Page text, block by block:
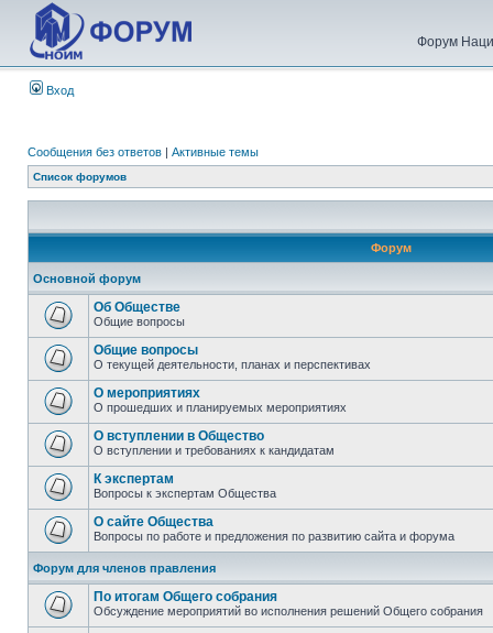
Форум
Вход
Сообщения без ответов | Активные темы
Список форумов
Форум
Основной форум
Об Обществе
Общие вопросы
Общие вопросы
О текущей деятельности, планах и перспективах
О мероприятиях
О прошедших и планируемых мероприятиях
О вступлении в Общество
О вступлении и требованиях к кандидатам
К экспертам
Вопросы к экспертам Общества
О сайте Общества
Вопросы по работе и предложения по развитию сайта и форума
Форум для членов правления
По итогам Общего собрания
Обсуждение мероприятий во исполнения решений Общего собрания